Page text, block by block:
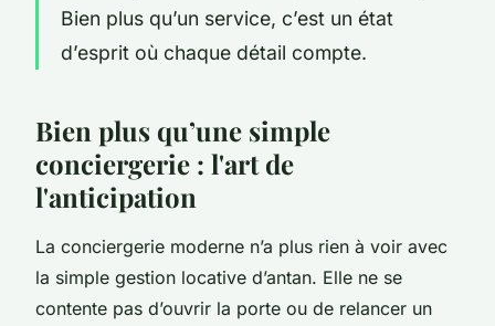
Bien plus qu’un service, c’est un état
d’esprit où chaque détail compte.
Bien plus qu’une simple
conciergerie : l'art de
l'anticipation
La conciergerie moderne n’a plus rien à voir avec
la simple gestion locative d’antan. Elle ne se
contente pas d’ouvrir la porte ou de relancer un